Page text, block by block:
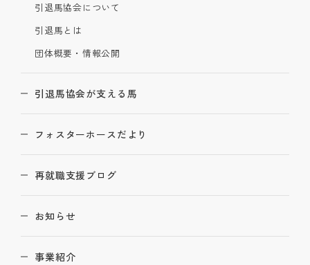
引退馬協会について
引退馬とは
団体概要・情報公開
引退馬協会が支える馬
フォスターホースだより
再就職支援ブログ
お知らせ
事業紹介